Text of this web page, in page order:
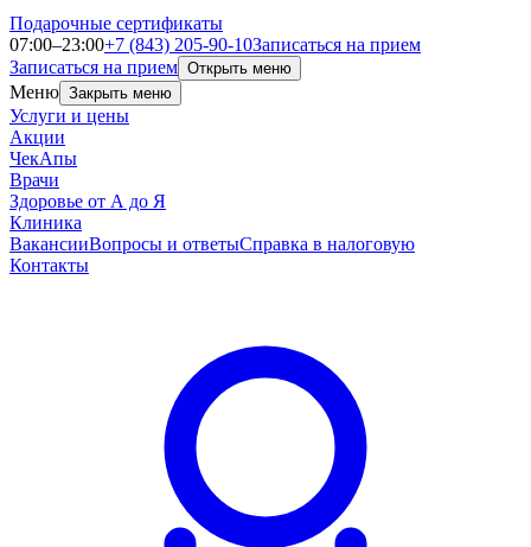
Подарочные сертификаты
07:00–23:00+7 (843) 205-90-10Записаться на прием
Записаться на прием Открыть меню
Меню Закрыть меню
Услуги и цены
Акции
ЧекАпы
Врачи
Здоровье от А до Я
Клиника
ВакансииВопросы и ответыСправка в налоговую
Контакты